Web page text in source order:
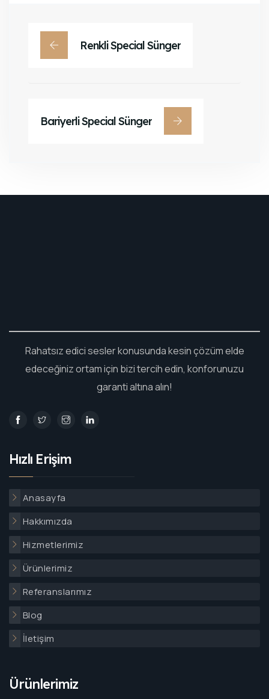
Renkli Special Sünger
Bariyerli Special Sünger
Rahatsız edici sesler konusunda kesin çözüm elde
edeceğiniz ortam için bizi tercih edin, konforunuzu
garanti altına alın!
Hızlı Erişim
Anasayfa
Hakkımızda
Hizmetlerimiz
Ürünlerimiz
Referanslarımız
Blog
İletişim
Ürünlerimiz